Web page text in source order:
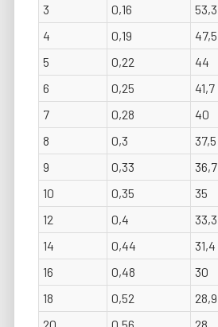
3
0,16 53,3
4
0,19 47,5
5
0,22 44
6
0,25 41,7
7
0,28 40
8
0,3 37,5
9
0,33 36,7
10
0,35 35
12
0,4 33,3
14
0,44 31,4
16
0,48 30
18
0,52 28,9